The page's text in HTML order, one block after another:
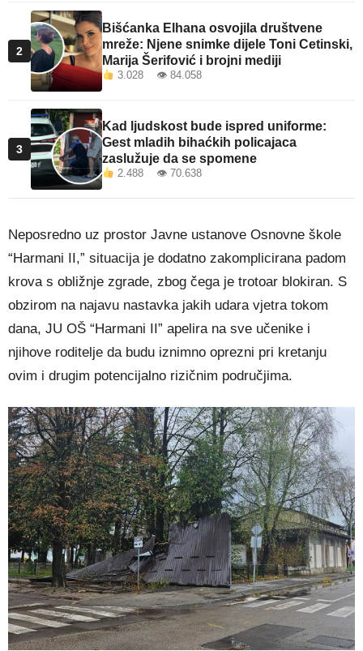
2
Bišćanka Elhana osvojila društvene
mreže: Njene snimke dijele Toni Cetinski,
Marija Šerifović i brojni mediji
3.028 👁 84.058
3
Kad ljudskost bude ispred uniforme:
Gest mladih bihaćkih policajaca
zaslužuje da se spomene
2.488 👁 70.638
Neposredno uz prostor Javne ustanove Osnovne škole
“Harmani II,” situacija je dodatno zakomplicirana padom
krova s obližnje zgrade, zbog čega je trotoar blokiran. S
obzirom na najavu nastavka jakih udara vjetra tokom
dana, JU OŠ “Harmani II” apelira na sve učenike i
njihove roditelje da budu iznimno oprezni pri kretanju
ovim i drugim potencijalno rizičnim područjima.